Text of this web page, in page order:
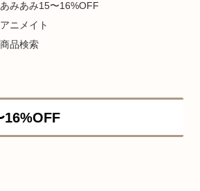
あみあみ15〜16%OFF
アニメイト
商品検索
16%OFF